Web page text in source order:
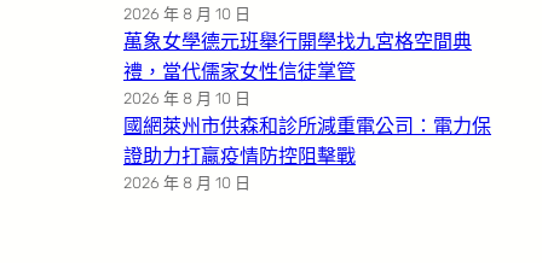
2026 年 8 月 10 日
萬象女學德元班舉行開學找九宮格空間典
禮，當代儒家女性信徒掌管
2026 年 8 月 10 日
國網萊州市供森和診所減重電公司：電力保
證助力打贏疫情防控阻擊戰
2026 年 8 月 10 日